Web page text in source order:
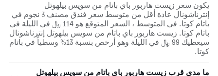
يكون سعر زيست هاربور باي باتام من سويس بيلهوتل
إنترناشونال عادة أقل من متوسط ​​سعر فندق مصنف 3 نجوم في
باتام كوتا. في المتوسط ، السعر المتوقع هو 114 ﷼ في الليلة في
باتام كوتا. زيست هاربور باي باتام من سويس بيلهوتل إنترناشونال
سيعطيك 99 ﷼ في الليلة وهو أرخص بنسبة 13% وسطياً في باتام
كوتا.
ما مدى قرب زيست هاربور باي باتام من سويس بيلهوتل